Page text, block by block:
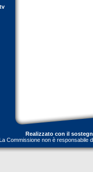
Realizzato con il
Commissione non è responsabile